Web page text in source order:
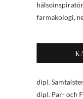
farmakologi,
dipl.
dipl. Par- och